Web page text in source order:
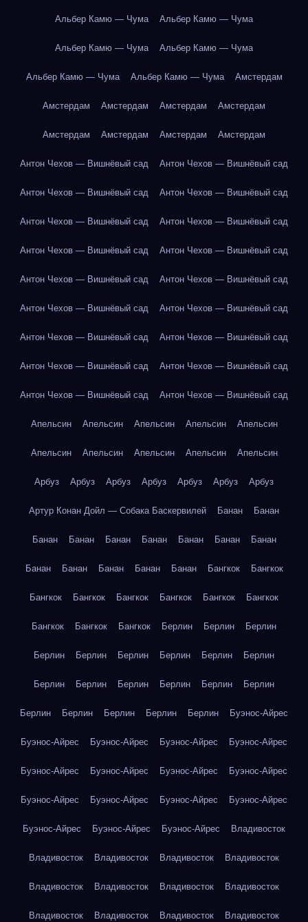
Альбер Камю — Чума Альбер Камю — Чума
Альбер Камю — Чума Альбер Камю — Чума
Альбер Камю — Чума Альбер Камю — Чума Амстердам
Амстердам Амстердам Амстердам Амстердам
Амстердам Амстердам Амстердам Амстердам
Антон Чехов — Вишнёвый сад Антон Чехов — Вишнёвый сад
Антон Чехов — Вишнёвый сад Антон Чехов — Вишнёвый сад
Антон Чехов — Вишнёвый сад Антон Чехов — Вишнёвый сад
Антон Чехов — Вишнёвый сад Антон Чехов — Вишнёвый сад
Антон Чехов — Вишнёвый сад Антон Чехов — Вишнёвый сад
Антон Чехов — Вишнёвый сад Антон Чехов — Вишнёвый сад
Антон Чехов — Вишнёвый сад Антон Чехов — Вишнёвый сад
Антон Чехов — Вишнёвый сад Антон Чехов — Вишнёвый сад
Антон Чехов — Вишнёвый сад Антон Чехов — Вишнёвый сад
Апельсин Апельсин Апельсин Апельсин Апельсин
Апельсин Апельсин Апельсин Апельсин Апельсин
Арбуз Арбуз Арбуз Арбуз Арбуз Арбуз Арбуз
Артур Конан Дойл — Собака Баскервилей Банан Банан
Банан Банан Банан Банан Банан Банан Банан
Банан Банан Банан Банан Банан Бангкок Бангкок
Бангкок Бангкок Бангкок Бангкок Бангкок Бангкок
Бангкок Бангкок Бангкок Берлин Берлин Берлин
Берлин Берлин Берлин Берлин Берлин Берлин
Берлин Берлин Берлин Берлин Берлин Берлин
Берлин Берлин Берлин Берлин Берлин Буэнос-Айрес
Буэнос-Айрес Буэнос-Айрес Буэнос-Айрес Буэнос-Айрес
Буэнос-Айрес Буэнос-Айрес Буэнос-Айрес Буэнос-Айрес
Буэнос-Айрес Буэнос-Айрес Буэнос-Айрес Буэнос-Айрес
Буэнос-Айрес Буэнос-Айрес Буэнос-Айрес Владивосток
Владивосток Владивосток Владивосток Владивосток
Владивосток Владивосток Владивосток Владивосток
Владивосток Владивосток Владивосток Владивосток